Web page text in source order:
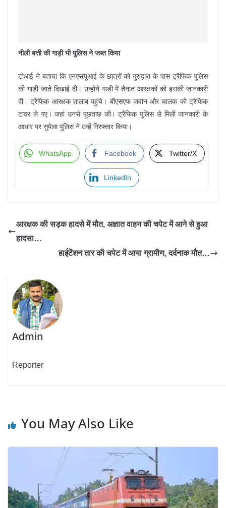
नीली बत्ती की गाड़ी भी पुलिस ने जब्त किया
टीआई ने बताया कि एनएसयूआई के छात्रों को गुरुद्वारा के पास ट्रैफिक पुलिस
की गाड़ी जाते दिखाई दी। उन्होंने गाड़ी में तैनात आरक्षकों को इसकी जानकारी
दी। ट्रैफिक आरक्षक तालाब पहुंचे। बीएसएफ जवान और चालक को ट्रैफिक
टावर ले गए। जहां उनसे पूछताछ की। ट्रैफिक पुलिस से मिली जानकारी के
आधार पर सुपेला पुलिस ने उन्हें गिरफ्तार किया।
WhatsApp Facebook Twitter/X
LinkedIn
आरक्षक की सड़क हादसे में मौत, अज्ञात वाहन की चपेट में आने से हुआ
हादसा…
हाईटेंशन तार की चपेट में आया ग्रामीण, दर्दनाक मौत…
Admin
Reporter
You May Also Like